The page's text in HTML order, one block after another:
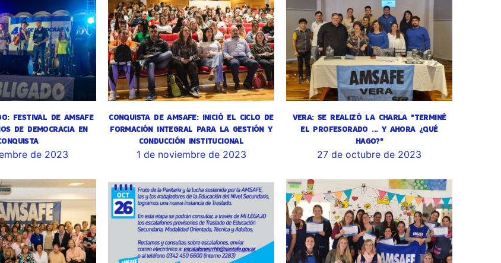
FESTIVAL DE AMSAFE
DE DEMOCRACIA EN
de 2023
CONQUISTA DE AMSAFE: INICIÓ EL CICLO DE
FORMACIÓN INTEGRAL PARA LA GESTIÓN Y
CONDUCCIÓN INSTITUCIONAL
1 de noviembre de 2023
VERA: SE REALIZÓ LA CHARLA "TERMINÉ
EL PROFESORADO ... Y AHORA ¿QUÉ
HAGO?"
27 de octubre de 2023